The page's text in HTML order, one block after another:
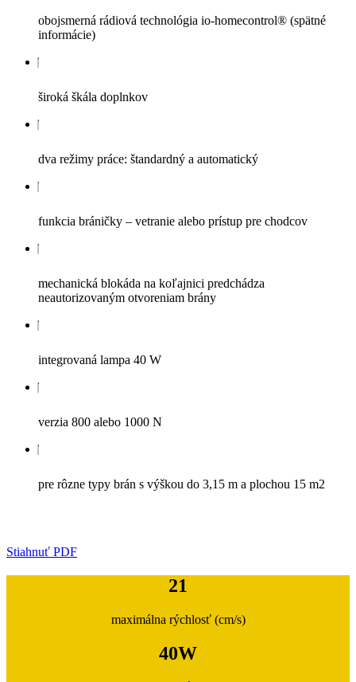
obojsmerná rádiová technológia io-homecontrol® (spätné
informácie)
široká škála doplnkov
dva režimy práce: štandardný a automatický
funkcia bráničky – vetranie alebo prístup pre chodcov
mechanická blokáda na koľajnici predchádza
neautorizovaným otvoreniam brány
integrovaná lampa 40 W
verzia 800 alebo 1000 N
pre rôzne typy brán s výškou do 3,15 m a plochou 15 m2
Stiahnuť PDF
21
maximálna rýchlosť (cm/s)
40W